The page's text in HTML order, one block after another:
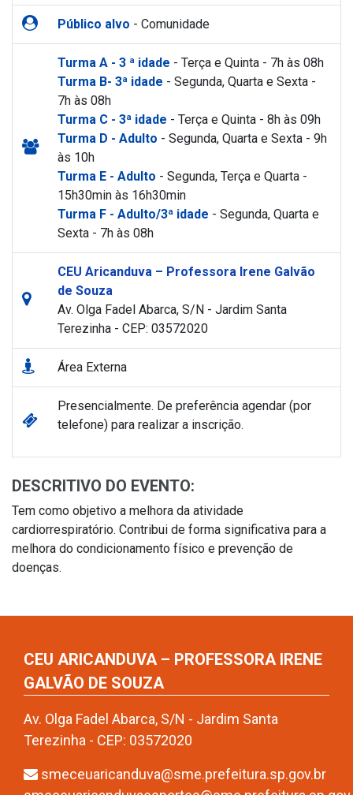
Público alvo - Comunidade
Turma A - 3 ª idade - Terça e Quinta - 7h às 08h
Turma B- 3ª idade - Segunda, Quarta e Sexta -
7h às 08h
Turma C - 3ª idade - Terça e Quinta - 8h às 09h
Turma D - Adulto - Segunda, Quarta e Sexta - 9h
às 10h
Turma E - Adulto - Segunda, Terça e Quarta -
15h30min às 16h30min
Turma F - Adulto/3ª idade - Segunda, Quarta e
Sexta - 7h às 08h
CEU Aricanduva – Professora Irene Galvão
de Souza
Av. Olga Fadel Abarca, S/N - Jardim Santa
Terezinha - CEP: 03572020
Área Externa
Presencialmente. De preferência agendar (por
telefone) para realizar a inscrição.
DESCRITIVO DO EVENTO:
Tem como objetivo a melhora da atividade
cardiorrespiratório. Contribui de forma significativa para a
melhora do condicionamento físico e prevenção de
doenças.
CEU ARICANDUVA – PROFESSORA IRENE
GALVÃO DE SOUZA
Av. Olga Fadel Abarca, S/N - Jardim Santa
Terezinha - CEP: 03572020
smeceuaricanduva@sme.prefeitura.sp.gov.br